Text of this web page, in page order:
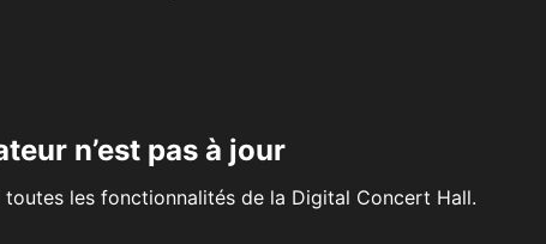
n’est pas à jour
les fonctionnalités de la Digital Concert Hall.